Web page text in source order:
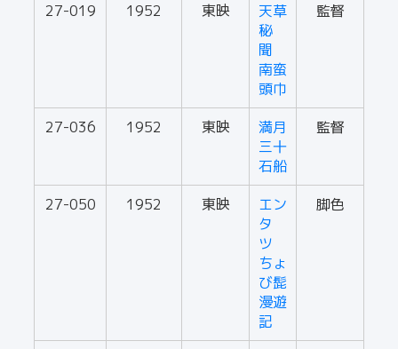
27-019 1952 東映
天草
秘
聞
南蛮
頭巾
監督
27-036 1952 東映
満月
三十
石船
監督
27-050 1952 東映
エン
タ
ツ
ちょ
び髭
漫遊
記
脚色